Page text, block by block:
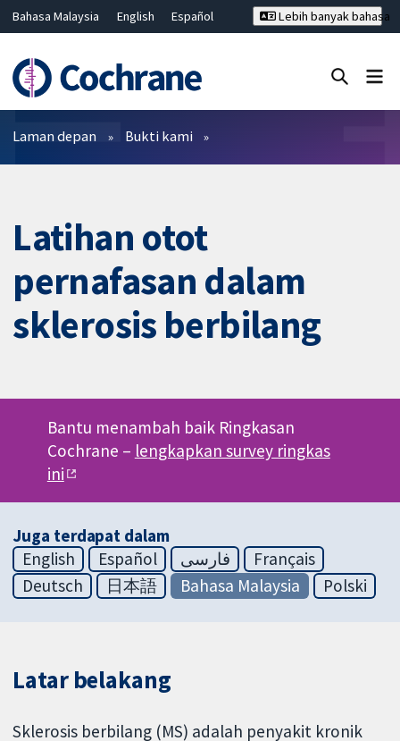
Bahasa Malaysia English
Español
Hrvatski
Deutsch ไทย
繁體中文
简体中文
Lebih banyak bahasa
Penapis
Laman depan Bukti kami
Latihan otot
pernafasan dalam
sklerosis berbilang
Bantu menambah baik Ringkasan
Cochrane – lengkapkan survey ringkas
ini
Juga terdapat dalam
English
Español فارسی
Français
Deutsch
日本語 Bahasa Malaysia Polski
Latar belakang
Sklerosis berbilang (MS) adalah penyakit kronik